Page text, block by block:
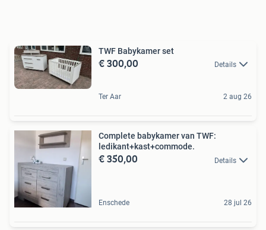
TWF Babykamer set
€ 300,00 Details
Ter Aar 2 aug 26
Complete babykamer van TWF:
ledikant+kast+commode.
€ 350,00 Details
Enschede 28 jul 26